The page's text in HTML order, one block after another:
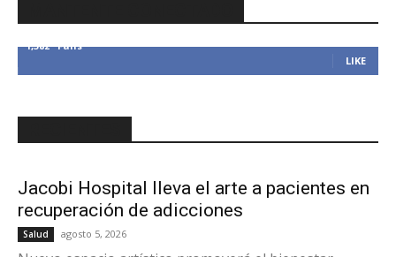
1,382 Fans
LIKE
Jacobi Hospital lleva el arte a pacientes en
recuperación de adicciones
Salud agosto 5, 2026